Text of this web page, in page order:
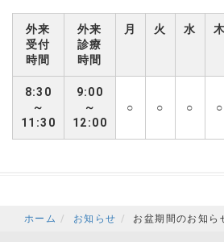
外来
受付
時間
外来
診療
時間
月 火 水 木
8:30
～
11:30
9:00
～
12:00
○ ○ ○ ○
ホーム お知らせ お盆期間のお知ら